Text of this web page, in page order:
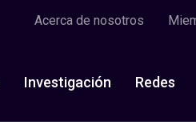
Acerca de nosotros
Investigación Redes